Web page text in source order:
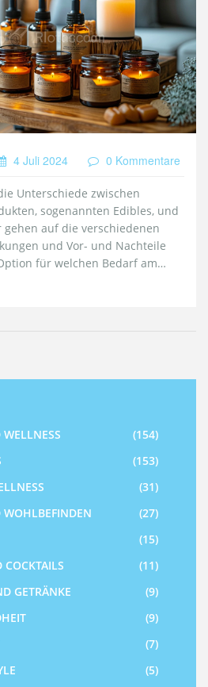
4 Juli 2024 0 Kommentare
Unterschiede zwischen
sogenannten Edibles, und
gehen auf die verschiedenen
und Vor- und Nachteile
für welchen Bedarf am
Sie interessante
(154)
(153)
(31)
(27)
(15)
(11)
GETRÄNKE
(9)
(9)
(7)
(5)